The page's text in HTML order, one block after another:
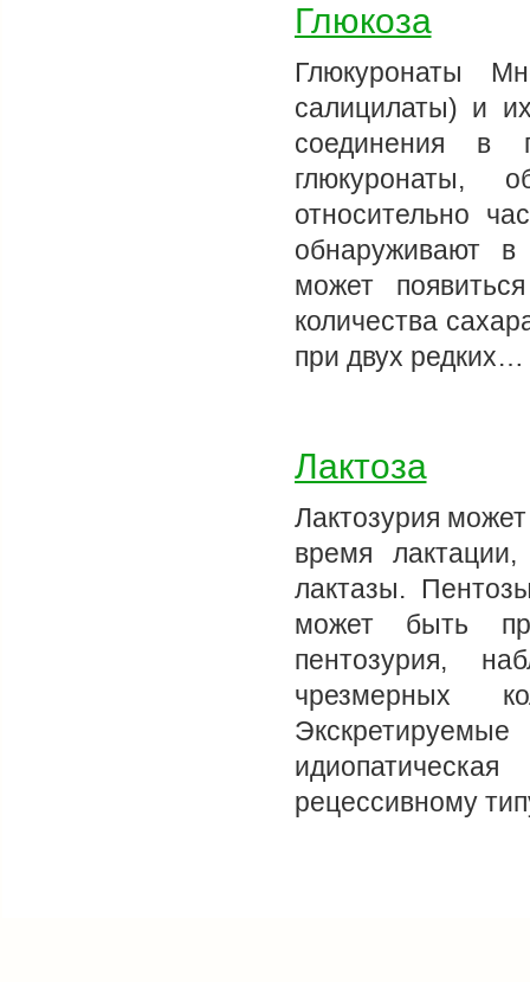
Глюкоза
Глюкуронаты
салицилаты) и
соединения в
глюкуронаты,
относительно
обнаруживают в
может
количества
при двух редких…
Лактоза
Лактозурия
время
лактазы.
может быть
пентозурия,
чрезмерных
рецессивному